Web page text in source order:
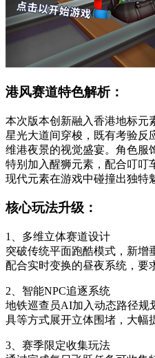
港风赛道特色解析：
本次版本创新融入香港地标元
星光大道间穿梭，既有考验反
维港夜景的视觉盛宴。角色服
特别加入醒狮元素，配合叮叮
现代元素在游戏中碰撞出独特
核心玩法升级：
1、多维立体赛道设计
突破传统平面跑酷模式，新增
配合实时变换的昼夜系统，要
2、智能NPC追逐系统
地铁巡查员AI加入动态路径规
具等方式展开立体围堵，大幅
3、赛季限定收集玩法